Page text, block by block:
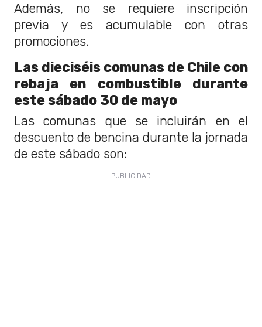
Además, no se requiere inscripción
previa y es acumulable con otras
promociones.
Las dieciséis comunas de Chile con
rebaja en combustible durante
este sábado 30 de mayo
Las comunas que se incluirán en el
descuento de bencina durante la jornada
de este sábado son: